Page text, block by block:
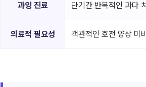
과잉 진료 단기간 반복적인 과다
의료적 필요성 객관적인 호전 양상 미비